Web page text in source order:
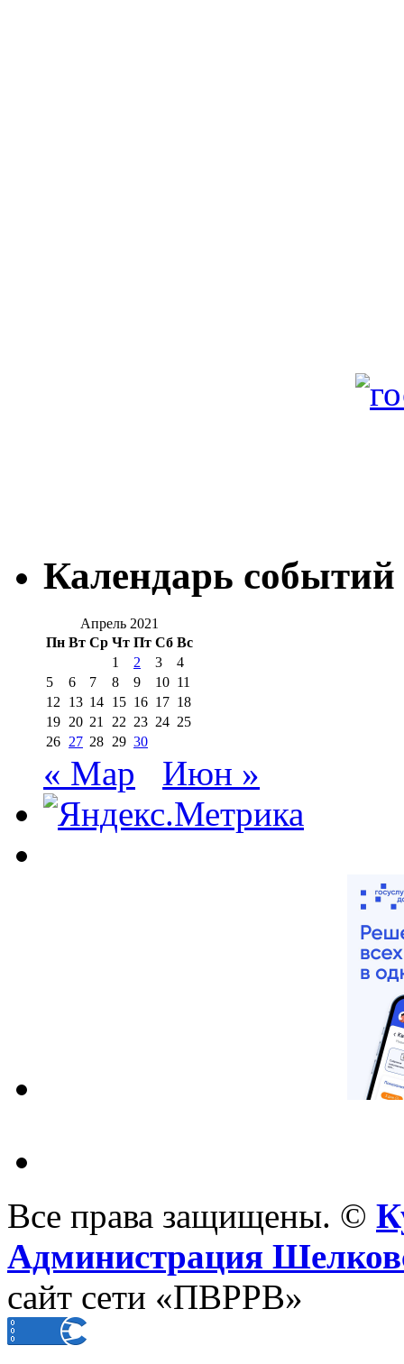
Календарь событий
Апрель 2021
Пн Вт Ср Чт Пт Сб Вс
1
2 3
4
5
6 7 8 9 10 11
12
13 14 15 16 17 18
19 20 21 22 23 24 25
26 27 28 29 30
« Мар Июн »
Все права защищены. ©
Администрация
сайт сети «ПВРРВ»